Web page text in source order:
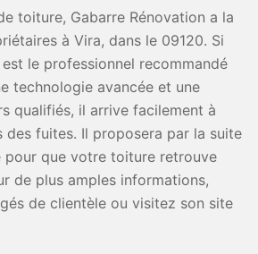
toiture, Gabarre Rénovation a la
à Vira, dans le 09120. Si
le professionnel recommandé
technologie avancée et une
qualifiés, il arrive facilement à
des fuites. Il proposera par la suite
pour que votre toiture retrouve
de plus amples informations,
de clientèle ou visitez son site